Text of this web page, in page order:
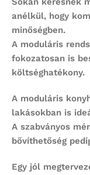
anélkül, hogy
minőségben.
A moduláris
fokozatosan is
költséghatékony.
A moduláris
lakásokban is
A szabványos
bővíthetőség
Egy jól